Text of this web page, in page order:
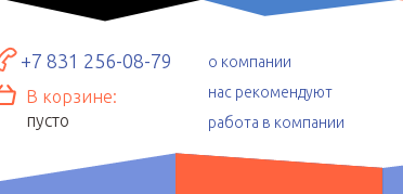
+7 831 256-08-79
В корзине:
пусто
о компании
нас рекомендуют
работа в компании